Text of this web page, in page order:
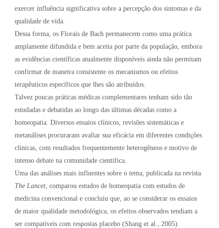
exercer influência significativa sobre a percepção dos sintomas e da
qualidade de vida.
Dessa forma, os Florais de Bach permanecem como uma prática
amplamente difundida e bem aceita por parte da população, embora
as evidências científicas atualmente disponíveis ainda não permitam
confirmar de maneira consistente os mecanismos ou efeitos
terapêuticos específicos que lhes são atribuídos.
Talvez poucas práticas médicas complementares tenham sido tão
estudadas e debatidas ao longo das últimas décadas como a
homeopatia. Diversos ensaios clínicos, revisões sistemáticas e
metanálises procuraram avaliar sua eficácia em diferentes condições
clínicas, com resultados frequentemente heterogêneos e motivo de
intenso debate na comunidade científica.
Uma das análises mais influentes sobre o tema, publicada na revista
The Lancet , comparou estudos de homeopatia com estudos de
medicina convencional e concluiu que, ao se considerar os ensaios
de maior qualidade metodológica, os efeitos observados tendiam a
ser compatíveis com respostas placebo (Shang et al., 2005).